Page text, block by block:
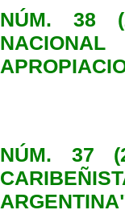
NÚM. 38
NÚM. 37